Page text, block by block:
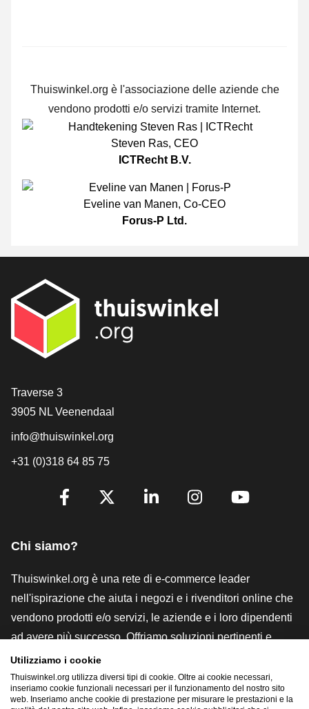
Thuiswinkel.org è l'associazione delle aziende che
vendono prodotti e/o servizi tramite Internet.
Steven Ras, CEO
ICTRecht B.V.
Eveline van Manen, Co-CEO
Forus-P Ltd.
[_General:Contact]
Traverse 3
3905 NL Veenendaal
info@thuiswinkel.org
+31 (0)318 64 85 75
[_General:SocialMediaTitle]
Chi siamo?
Thuiswinkel.org è una rete di e-commerce leader
nell'ispirazione che aiuta i negozi e i rivenditori online che
vendono prodotti e/o servizi, le aziende e i loro dipendenti
ad avere più successo. Offriamo soluzioni pertinenti e
pratiche con vari marchi di fiducia, recensioni Thuiswinkel,
strumenti e consulenze legali, advocacy, ricerche di
mercato e disponiamo di una nostra piattaforma formativa,
Utilizziamo i cookie
Thuiswinkel.org utilizza diversi tipi di cookie. Oltre ai cookie necessari,
inseriamo cookie funzionali necessari per il funzionamento del nostro sito
web. Inseriamo anche cookie di prestazione per misurare le prestazioni e la